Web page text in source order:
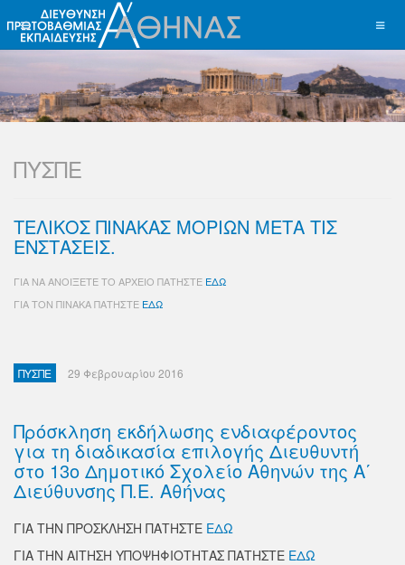
ΠΥΣΠΕ
ΤΕΛΙΚΟΣ ΠΙΝΑΚΑΣ ΜΟΡΙΩΝ ΜΕΤΑ ΤΙΣ
ΕΝΣΤΑΣΕΙΣ.
ΓΙΑ ΝΑ ΑΝΟΙΞΕΤΕ ΤΟ ΑΡΧΕΙΟ ΠΑΤΗΣΤΕ ΕΔΩ
ΓΙΑ ΤΟΝ ΠΙΝΑΚΑ ΠΑΤΗΣΤΕ ΕΔΩ
ΠΥΣΠΕ 29 Φεβρουαρίου 2016
Πρόσκληση εκδήλωσης ενδιαφέροντος
για τη διαδικασία επιλογής Διευθυντή
στο 13ο Δημοτικό Σχολείο Αθηνών της Α΄
Διεύθυνσης Π.Ε. Αθήνας
ΓΙΑ ΤΗΝ ΠΡΟΣΚΛΗΣΗ ΠΑΤΗΣΤΕ ΕΔΩ
ΓΙΑ ΤΗΝ ΑΙΤΗΣΗ ΥΠΟΨΗΦΙΟΤΗΤΑΣ ΠΑΤΗΣΤΕ ΕΔΩ